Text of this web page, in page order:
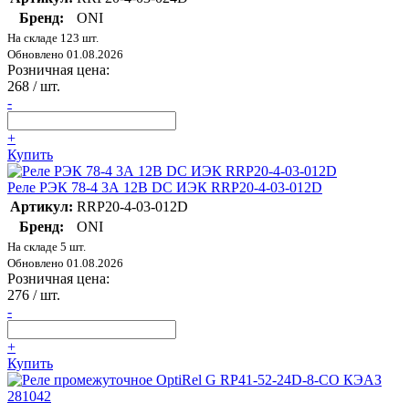
Бренд:
ONI
На складе 123 шт.
Обновлено 01.08.2026
Розничная цена:
268 / шт.
-
+
Купить
Реле РЭК 78-4 3А 12В DC ИЭК RRP20-4-03-012D
Артикул: RRP20-4-03-012D
Бренд:
ONI
На складе 5 шт.
Обновлено 01.08.2026
Розничная цена:
276 / шт.
-
+
Купить